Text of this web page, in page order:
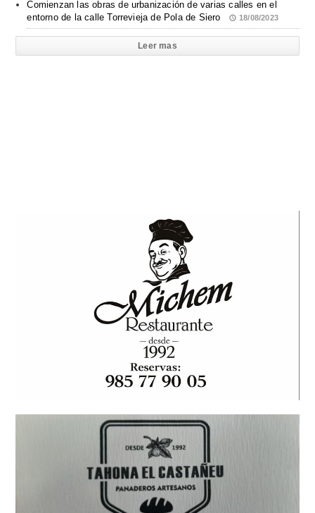
Comienzan las obras de urbanización de varias calles en el
entorno de la calle Torrevieja de Pola de Siero
18/08/2023
Leer mas